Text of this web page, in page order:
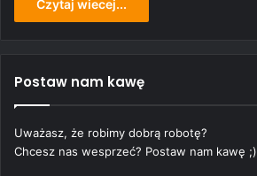
Czytaj wiecej...
Postaw nam kawę
Uważasz, że robimy dobrą robotę?
Chcesz nas wesprzeć? Postaw nam kawę ;)